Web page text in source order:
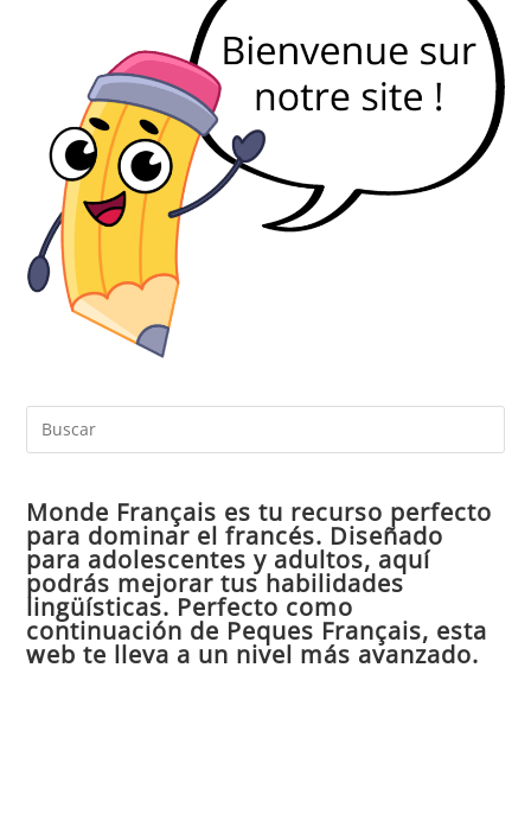
Monde Français es tu recurso perfecto
para dominar el francés. Diseñado
para adolescentes y adultos, aquí
podrás mejorar tus habilidades
lingüísticas. Perfecto como
continuación de Peques Français, esta
web te lleva a un nivel más avanzado.